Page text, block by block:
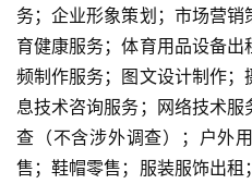
美
食
特
产
热
务；企业形象策划；市场营
育健康服务；体育用品设备
频制作服务；图文设计制作
息技术咨询服务；网络技术
查（不含涉外调查）；户外
售；鞋帽零售；服装服饰出租